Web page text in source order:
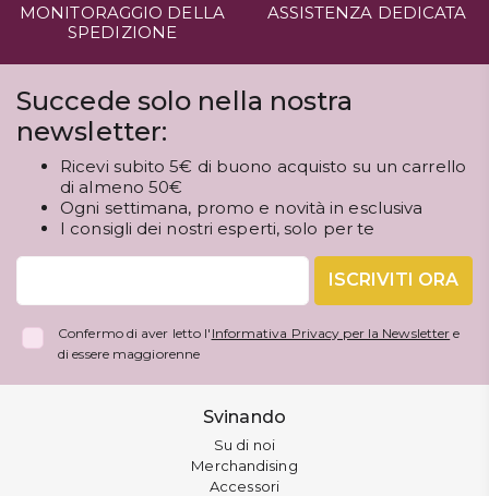
MONITORAGGIO DELLA
SPEDIZIONE
ASSISTENZA DEDICATA
Succede solo nella nostra
newsletter:
Ricevi subito 5€ di buono acquisto su un carrello
di almeno 50€
Ogni settimana, promo e novità in esclusiva
I consigli dei nostri esperti, solo per te
ISCRIVITI ORA
Confermo di aver letto l' Informativa Privacy per la Newsletter e
di essere maggiorenne
Svinando
Su di noi
Merchandising
Accessori